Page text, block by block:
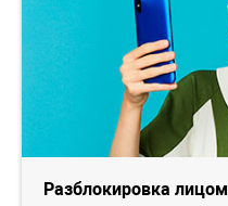
Разблокировка лицом